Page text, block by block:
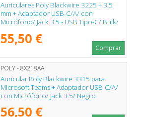
Auriculares Poly Blackwire 3225 + 3.5
mm + Adaptador USB-C/A/ con
Micrófono/ Jack 3.5 - USB Tipo-C/ Bulk/
55,50 €
Comprar
POLY - 8X218AA
Auricular Poly Blackwire 3315 para
Microsoft Teams + Adaptador USB-C/A/
con Micrófono/ Jack 3.5/ Negro
56,50 €